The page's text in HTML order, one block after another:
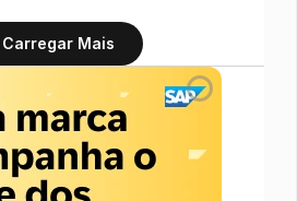
Carregar Mais